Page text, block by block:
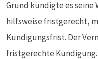
Grund kündigte es
hilfsweise fristgerecht,
Kündigungsfrist. Der
fristgerechte Kündigung.